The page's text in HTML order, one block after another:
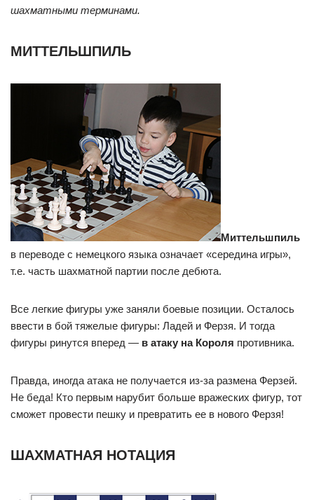
шахматными терминами.
МИТТЕЛЬШПИЛЬ
Миттельшпиль
в переводе с немецкого языка означает «середина игры»,
т.е. часть шахматной партии после дебюта.
Все легкие фигуры уже заняли боевые позиции. Осталось
ввести в бой тяжелые фигуры: Ладей и Ферзя. И тогда
фигуры ринутся вперед — в атаку на Короля противника.
Правда, иногда атака не получается из-за размена Ферзей.
Не беда! Кто первым нарубит больше вражеских фигур, тот
сможет провести пешку и превратить ее в нового Ферзя!
ШАХМАТНАЯ НОТАЦИЯ